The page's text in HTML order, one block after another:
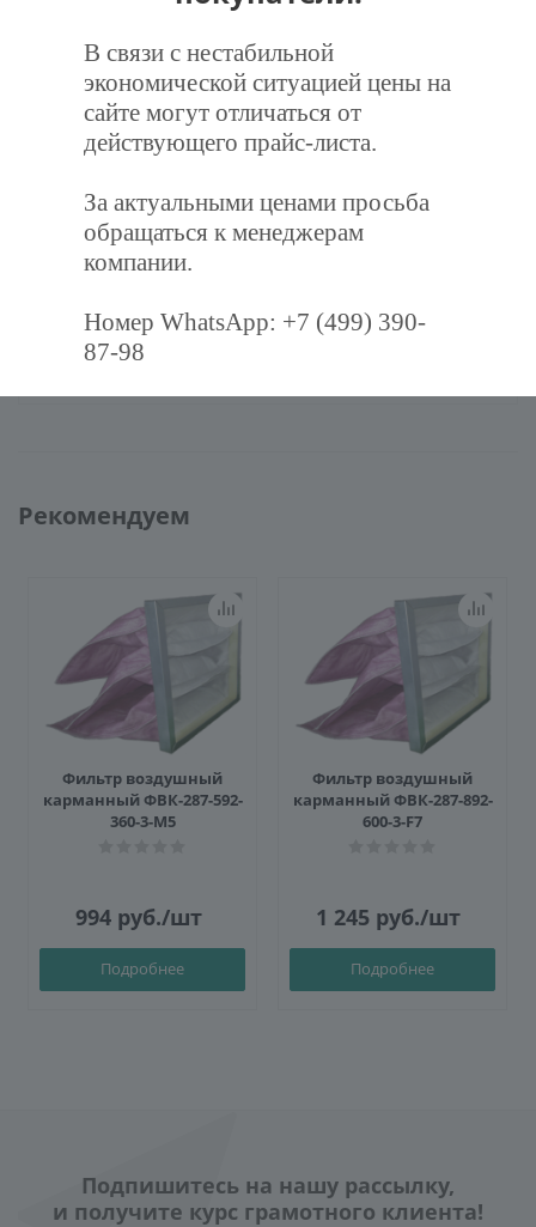
материала при визуальном контроле поверхности
фильтра.
Характеристики
Отзывы
Рекомендуем
Фильтр воздушный
карманный ФВК-287-592-
360-3-M5
994руб./шт
Подробнее
Фильтр воздушный
карманный ФВК-287-892-
600-3-F7
1 245 руб./шт
Подробнее
Подпишитесь на нашу рассылку,
и получите курс грамотного клиента!
В связи с нестабильной
экономической ситуацией цены на
сайте могут отличаться от
действующего прайс-листа.
За актуальными ценами просьба
обращаться к менеджерам
компании.
Номер WhatsApp: +7 (499) 390-
87-98